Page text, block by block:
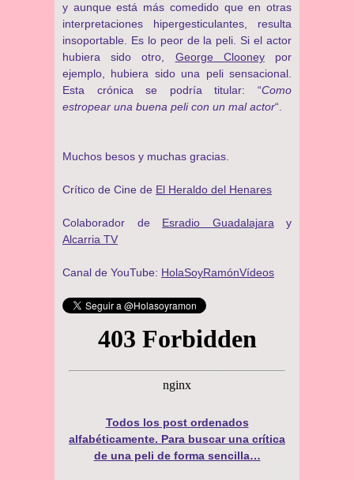
y aunque está más comedido que en otras
interpretaciones hipergesticulantes, resulta
insoportable. Es lo peor de la peli. Si el actor
hubiera sido otro, George Clooneypor
ejemplo, hubiera sido una peli sensacional.
Esta crónica se podría titular: “Como
estropear una buena peli con un mal actor“.
Muchos besos y muchas gracias.
Crítico de Cine de El Heraldo del Henares
Colaborador de Esradio Guadalajara y
Alcarria TV
Canal de YouTube: HolaSoyRamónVídeos
Todos los post ordenados
alfabéticamente. Para buscar una crítica
de una peli de forma sencilla…